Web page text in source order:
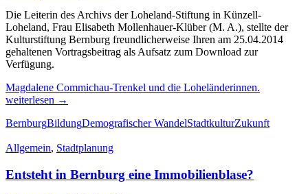
Die Leiterin des Archivs der Loheland-Stiftung in Künzell-
Loheland, Frau Elisabeth Mollenhauer-Klüber (M. A.), stellte der
Kulturstiftung Bernburg freundlicherweise Ihren am 25.04.2014
gehaltenen Vortragsbeitrag als Aufsatz zum Download zur
Verfügung.
Magdalene Commichau-Trenkel und die Loheländerinnen.
weiterlesen →
BernburgBildungDemografischer WandelStadtkulturZukunft
Allgemein, Stadtplanung
Entsteht in Bernburg eine Immobilienblase?